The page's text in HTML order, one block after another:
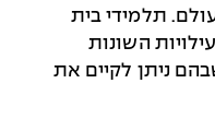
תלמידי בית
השונות
ניתן לקיים את